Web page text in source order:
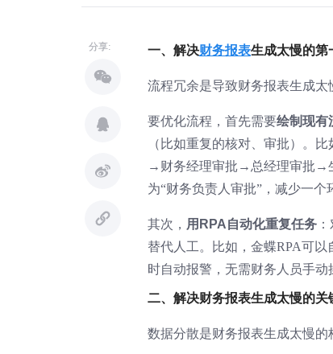
分享: 一、解决财务报表生成太慢的第
流程冗余是导致财务报表生成太
要优化流程，首先需要绘制现有
（比如重复的核对、审批）。
→财务经理审批→总经理审批→
为“财务负责人审批”，减少一个
其次， 用RPA自动化重复任务：
替代人工。比如，金蝶RPA可
时自动报警，无需财务人员手动
二、解决财务报表生成太慢的关
数据分散是财务报表生成太慢的